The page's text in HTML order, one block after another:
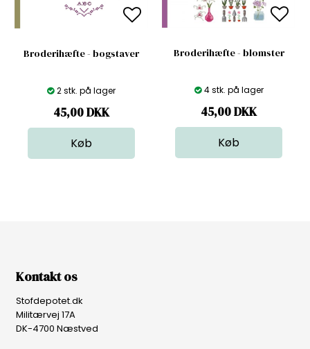
Broderihæfte - bogstaver
2 stk. på lager
45,00DKK
Broderihæfte - blomster
4 stk. på lager
45,00DKK
Kontakt os
Stofdepotet.dk
Militærvej 17A
DK-4700 Næstved